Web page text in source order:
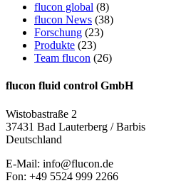
flucon global (8)
flucon News (38)
Forschung (23)
Produkte (23)
Team flucon (26)
flucon fluid control GmbH
Wistobastraße 2
37431 Bad Lauterberg / Barbis
Deutschland
E-Mail: info@flucon.de
Fon: +49 5524 999 2266